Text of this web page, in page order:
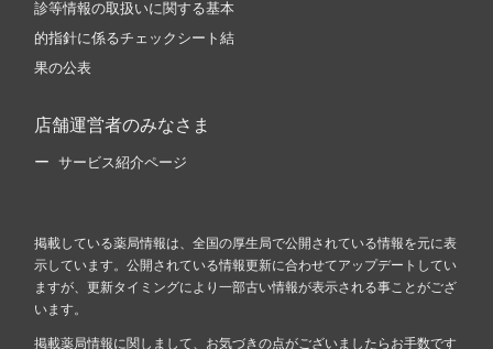
診等情報の取扱いに関する基本
的指針に係るチェックシート結
果の公表
店舗運営者のみなさま
サービス紹介ページ
掲載している薬局情報は、全国の厚生局で公開されている情報を元に表
示しています。公開されている情報更新に合わせてアップデートしてい
ますが、更新タイミングにより一部古い情報が表示される事ことがござ
います。
掲載薬局情報に関しまして、お気づきの点がございましたらお手数です